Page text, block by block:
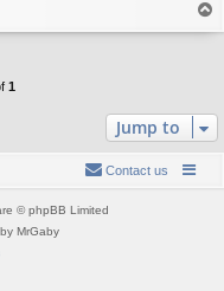
o
1
Jump to
Contact us
© phpBB Limited
MrGaby